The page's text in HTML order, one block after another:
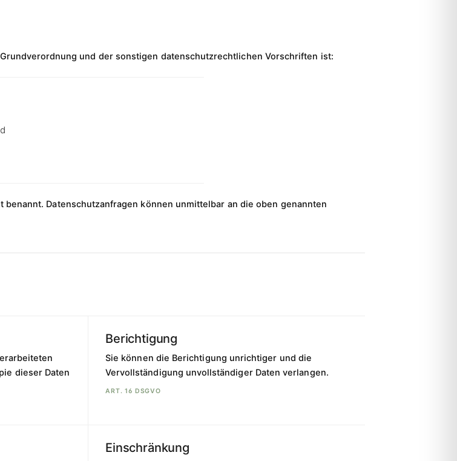
und der sonstigen datenschutzrechtlichen Vorschriften ist:
Datenschutzanfragen können unmittelbar an die oben genannten
dieser Daten
Berichtigung
Sie können die Berichtigung unrichtiger und die
Vervollständigung unvollständiger Daten verlangen.
ART. 16 DSGVO
Einschränkung